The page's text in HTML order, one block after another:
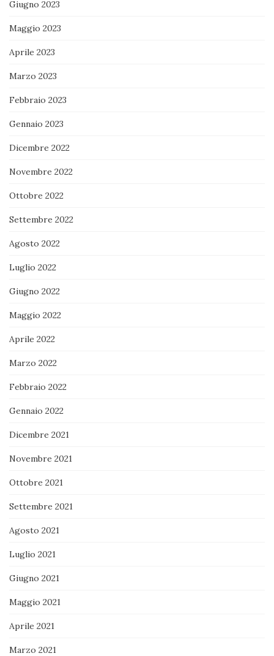
Giugno 2023
Maggio 2023
Aprile 2023
Marzo 2023
Febbraio 2023
Gennaio 2023
Dicembre 2022
Novembre 2022
Ottobre 2022
Settembre 2022
Agosto 2022
Luglio 2022
Giugno 2022
Maggio 2022
Aprile 2022
Marzo 2022
Febbraio 2022
Gennaio 2022
Dicembre 2021
Novembre 2021
Ottobre 2021
Settembre 2021
Agosto 2021
Luglio 2021
Giugno 2021
Maggio 2021
Aprile 2021
Marzo 2021